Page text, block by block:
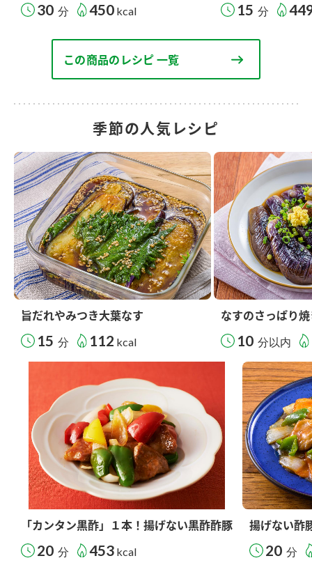
30 分 450 kcal 15 分
この商品のレシピ 一覧
季節の人気レシピ
旨だれやみつき大葉なす
15 分 112 kcal
なすのさっぱり
10 分以内
「カンタン黒酢」１本！揚げない黒酢酢豚
20 分 453 kcal
揚げない酢
20 分